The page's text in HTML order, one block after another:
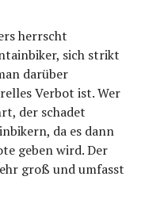
herrscht
sich strikt
darüber
Verbot ist. Wer
der schadet
da es dann
geben wird. Der
groß und umfasst